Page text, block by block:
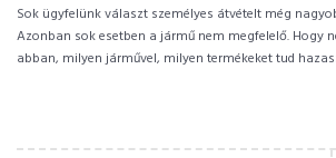
Sok ügyfelünk választ személyes átvételt még
Azonban sok esetben a jármű nem megfelelő. Hogy
abban, milyen járművel, milyen termékeket tud